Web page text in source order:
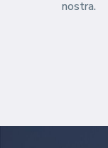
nostra.